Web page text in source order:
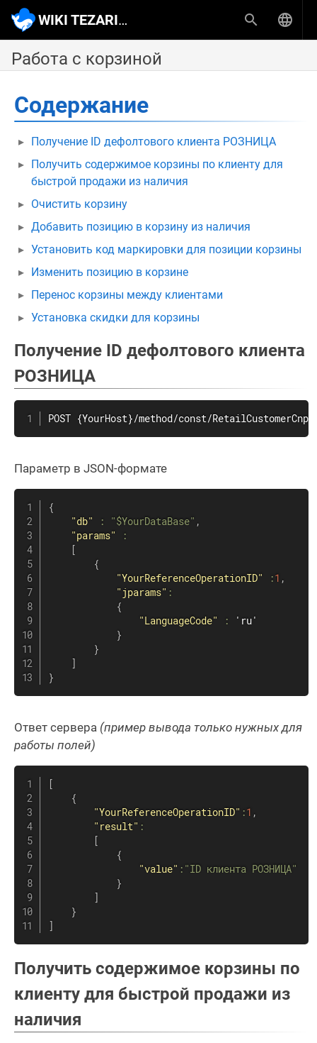
WIKI TEZARIUS
Работа с корзиной
Содержание
Получение ID дефолтового клиента РОЗНИЦА
Получить содержимое корзины по клиенту для
быстрой продажи из наличия
Очистить корзину
Добавить позицию в корзину из наличия
Установить код маркировки для позиции корзины
Изменить позицию в корзине
Перенос корзины между клиентами
Установка скидки для корзины
Получение ID дефолтового клиента
РОЗНИЦА
POST {YourHost}/method/const/
Параметр в JSON-формате
{
"db"
: "$YourDataBase" ,
"params"
:
[
{
"YourReferenceOperationID"
:1 ,
"jparams" :
{
"LanguageCode"
:
'ru'
}
}
]
}
Ответ сервера (пример вывода только нужных для
работы полей)
[
{
"YourReferenceOperationID" :1 ,
"result" :
[
{
"value" : "ID клиента РОЗНИЦА"
}
]
}
]
Получить содержимое корзины по
клиенту для быстрой продажи из
наличия